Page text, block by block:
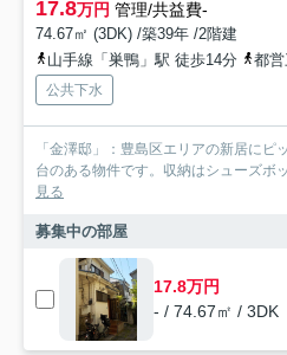
17.8万円 管理/共益費-
74.67㎡ (3DK) /築39年 /2階建
山手線「巣鴨」駅 徒歩14分
都営
公共下水
「金澤邸」：豊島区エリアの新居にピ
台のある物件です。収納はシューズボ
見る
募集中の部屋
17.8万円
- / 74.67㎡ / 3DK